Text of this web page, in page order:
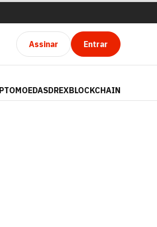
Assinar Entrar
DREXBLOCKCHAIN